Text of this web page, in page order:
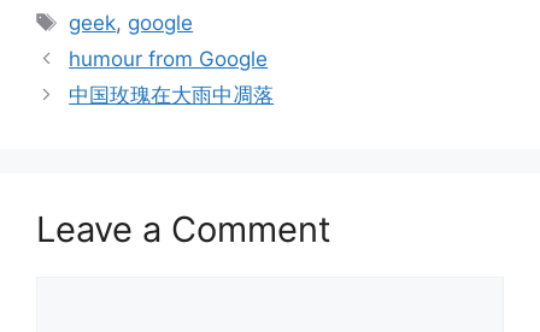
Tags
geek, google
humour from Google
中国玫瑰在大雨中凋落
Leave a Comment